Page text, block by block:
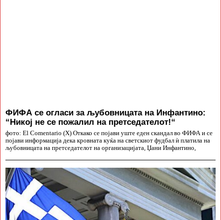
ФИФА се огласи за љубовницата на Инфантино:
“Никој не се пожалил на претседателот!“
фото: El Comentario (X) Откако се појави уште еден скандал во ФИФА и се
појави информација дека кровната куќа на светскиот фудбал ѝ платила на
љубовницата на претседателот на организацијата, Џани Инфантино,